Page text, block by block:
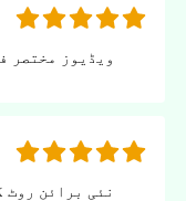
ویڈیوز مختصر
نئی برائن روٹ